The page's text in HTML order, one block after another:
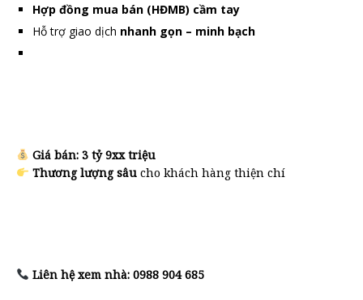
Hợp đồng mua bán (HĐMB) cầm tay
Hỗ trợ giao dịch nhanh gọn – minh bạch
Giá bán: 3 tỷ 9xx triệu
Thương lượng sâucho khách hàng thiện chí
Liên hệ xem nhà: 0988 904 685